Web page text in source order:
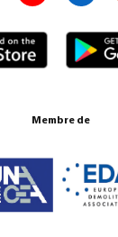
Membre de